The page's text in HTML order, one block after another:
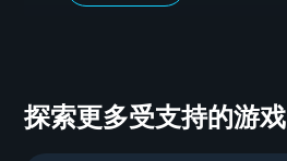
探索更多受支持的游戏